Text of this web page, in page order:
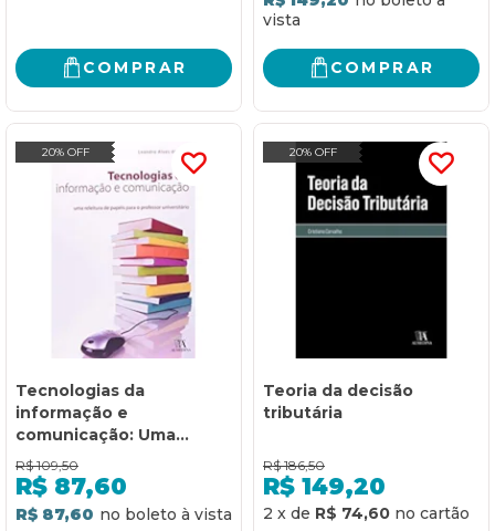
COMPRAR COMPRAR
20% OFF
Tecnologias da
informação e
comunicação: Uma
releitura de papéis para o
professor universitário
R$ 109,50
R$ 87,60
R$ 87,60
20% OFF
Teoria da decisão
tributária
R$ 186,50
R$ 149,20
2 x de R$ 74,60